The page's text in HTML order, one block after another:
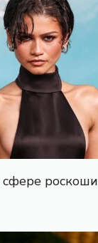
роскоши